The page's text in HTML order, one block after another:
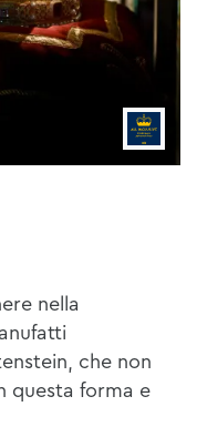
nella
che non
questa forma e